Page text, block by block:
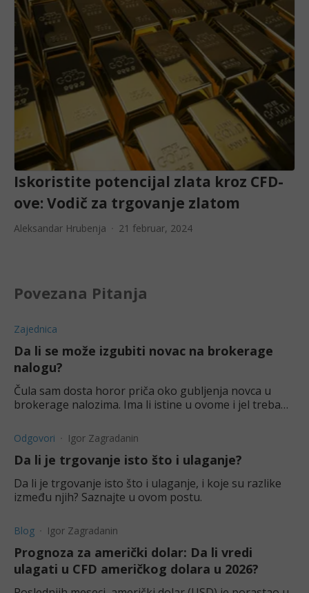
Iskoristite potencijal zlata kroz CFD-
ove: Vodič za trgovanje zlatom
Aleksandar Hrubenja 21 februar, 2024
Povezana Pitanja
Zajednica
Da li se može izgubiti novac na brokerage
nalogu?
Čula sam dosta horor priča oko gubljenja novca u
brokerage nalozima. Ima li istine u ovome i jel treba
Odgovori Igor Zagradanin
Da li je trgovanje isto što i ulaganje?
Da li je trgovanje isto što i ulaganje, i koje su razlike
između njih? Saznajte u ovom postu.
Blog Igor Zagradanin
Prognoza za američki dolar: Da li vredi
ulagati u CFD američkog dolara u 2026?